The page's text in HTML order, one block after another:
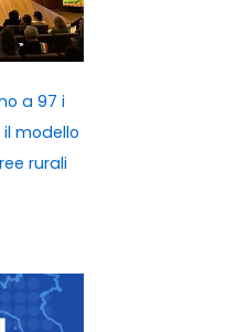
a 97 i
modello
rurali